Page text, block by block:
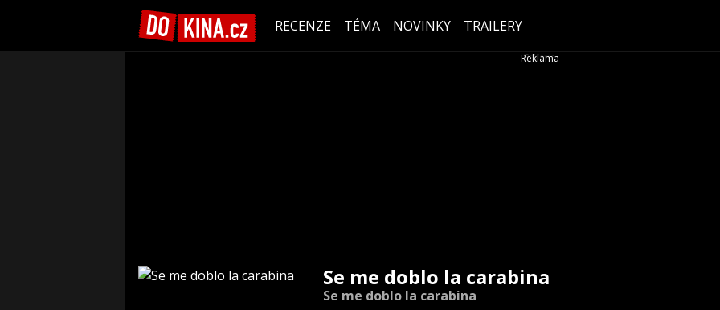
RECENZE TÉMA NOVINKY TRAILERY
Se me doblo la carabina
Se me doblo la carabina